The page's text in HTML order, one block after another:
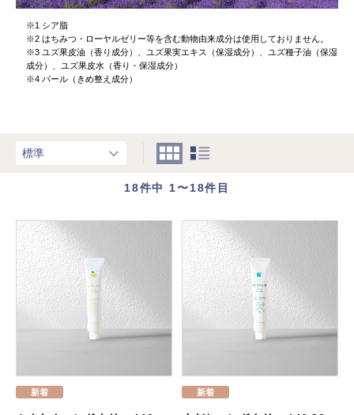
※1 シア脂
※2 はちみつ・ローヤルゼリー等を含む動物由来成分は使用しておりません。
※3 ユズ果皮油（香り成分）、ユズ果実エキス（保湿成分）、ユズ種子油（保湿
成分）、ユズ果皮水（香り・保湿成分）
※4 パール（きめ整え成分）
18件中 1〜18件目